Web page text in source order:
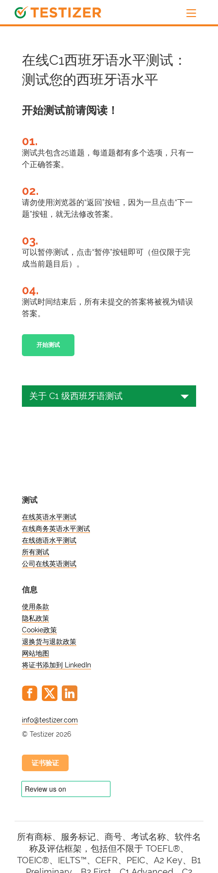
在线C1西班牙语水平测试：
测试您的西班牙语水平
开始测试前请阅读！
01.
测试共包含25道题，每道题都有多个选项，只有一
个正确答案。
02.
请勿使用浏览器的“返回”按钮，因为一旦点击“下一
题”按钮，就无法修改答案。
03.
可以暂停测试，点击“暂停”按钮即可（但仅限于完
成当前题目后）。
04.
测试时间结束后，所有未提交的答案将被视为错误
答案。
开始测试
关于 C1 级西班牙语测试
以及它如何为您的语言学习之旅带来益
处。
什么是西班牙语 C1 级？
段，个人可以理解各种要求较高、篇幅较
长的文章，并能识别隐含的意思。他们可
以流利、自发地表达自己的意思，而不需
要过多地寻找表达方式。此外，他们还能
在社交、学术和专业领域灵活有效地使用
西班牙语。C1 级别还意味着他们能够有
节制地使用组织模式、连接词和连贯手
段。
为什么要参加 C1 级在线西
班牙语水平测试？
职业晋升：
级水平是一项重大优势。
学术追求：
的语言水平，而达到 C1 级可以为各
种学术项目打开大门。
个人获得成就感，并为旅行、文化沉
浸以及与讲西班牙语的人建立更深层
次的联系提供机会。
如何准备 C1 级分级考试
测试
在线英语水平测试
在线商务英语水平测试
在线德语水平测试
所有测试
公司在线英语测试
信息
使用条款
隐私政策
Cookie政策
退换货与退款政策
网站地图
将证书添加到 LinkedIn
@
© Testizer 2026
证书验证
所有商标、服务标记、商号、考试名称、软件名
称及评估框架，包括但不限于 TOEFL®、
TOEIC®、IELTS™、CEFR、PEIC、A2 Key、B1